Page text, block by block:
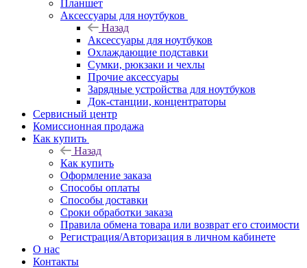
Планшет
Аксессуары для ноутбуков
Назад
Аксессуары для ноутбуков
Охлаждающие подставки
Сумки, рюкзаки и чехлы
Прочие аксессуары
Зарядные устройства для ноутбуков
Док-станции, концентраторы
Сервисный центр
Комиссионная продажа
Как купить
Назад
Как купить
Оформление заказа
Способы оплаты
Способы доставки
Сроки обработки заказа
Правила обмена товара или возврат его стоимости
Регистрация/Авторизация в личном кабинете
О нас
Контакты